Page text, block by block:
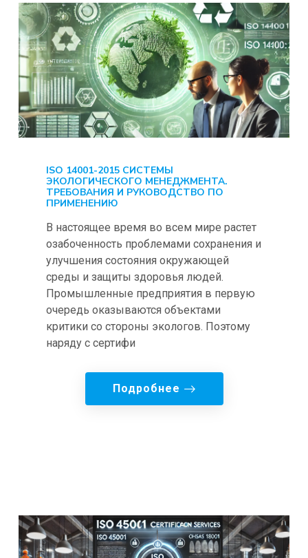
ISO 14001-2015 СИСТЕМЫ
ЭКОЛОГИЧЕСКОГО МЕНЕДЖМЕНТА.
ТРЕБОВАНИЯ И РУКОВОДСТВО ПО
ПРИМЕНЕНИЮ
В настоящее время во всем мире растет
озабоченность проблемами сохранения и
улучшения состояния окружающей
среды и защиты здоровья людей.
Промышленные предприятия в первую
очередь оказываются объектами
критики со стороны экологов. Поэтому
наряду с сертифи
Подробнее